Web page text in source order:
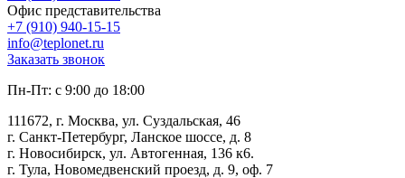
Офис представительства
+7 (910) 940-15-15
info@teplonet.ru
Заказать звонок
Пн-Пт: с 9:00 до 18:00
111672, г. Москва, ул. Суздальская, 46
г. Санкт-Петербург, Ланское шоссе, д. 8
г. Новосибирск, ул. Автогенная, 136 к6.
г. Тула, Новомедвенский проезд, д. 9, оф. 7